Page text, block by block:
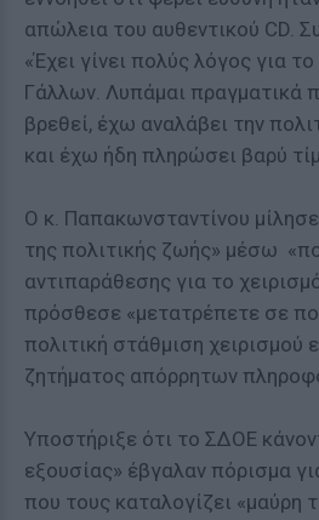
απώλεια του αυθεντικού CD.
«Έχει γίνει πολύς λόγος για
Γάλλων. Λυπάμαι πραγματικά
βρεθεί, έχω αναλάβει την
και έχω ήδη πληρώσει βαρύ
Ο κ. Παπακωνσταντίνου
της πολιτικής ζωής» μέσω
αντιπαράθεσης για το
πρόσθεσε «μετατρέπετε σε
πολιτική στάθμιση χειρισμού
ζητήματος απόρρητων
Υποστήριξε ότι το ΣΔΟΕ
εξουσίας» έβγαλαν πόρισμα
που τους καταλογίζει «μαύρη